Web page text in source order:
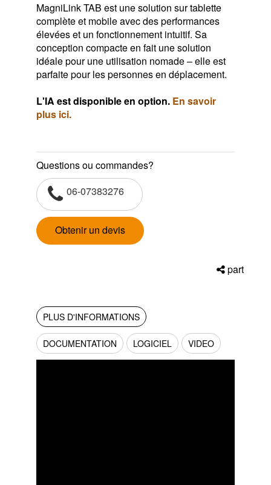
MagniLink TAB est une solution sur tablette
complète et mobile avec des performances
élevées et un fonctionnement intuitif. Sa
conception compacte en fait une solution
idéale pour une utilisation nomade – elle est
parfaite pour les personnes en déplacement.
L'IA est disponible en option. En savoir
plus ici.
Questions ou commandes?
06-07383276
Obtenir un devis
part
PLUS D'INFORMATIONS
DOCUMENTATION LOGICIEL VIDEO